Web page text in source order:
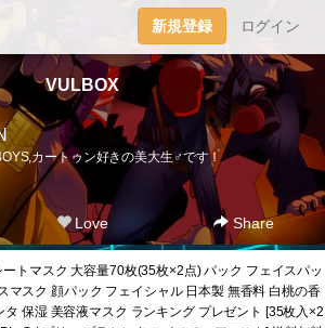
新規登録 ログイン
VULBOX
カートゥン好きの美大生♂です！
Love Share
ートマスク 大容量70枚(35枚×2点) パック フェイスパッ
マスク 顔パック フェイシャル 日本製 無香料 白桃の香
タ 保湿 美容液マスク ランキング プレゼント [35枚入×2